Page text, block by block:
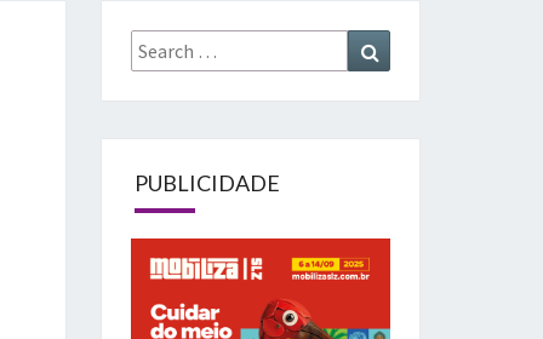
Search
for:
PUBLICIDADE